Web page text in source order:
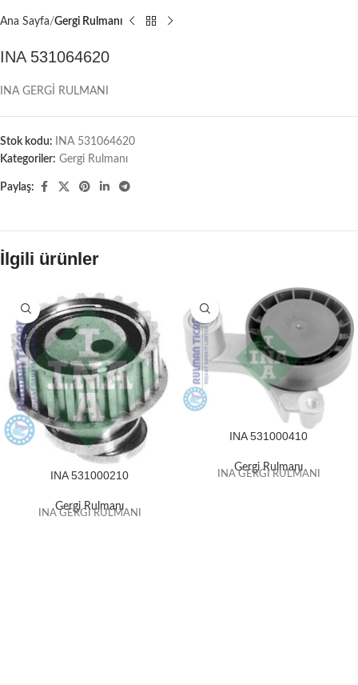
Ana Sayfa Gergi Rulmanı
INA 531064620
INA GERGİ RULMANI
Stok kodu:
INA 531064620
Kategoriler: Gergi Rulmanı
Paylaş:
İlgili ürünler
INA 531000210
Gergi Rulmanı
INA GERGİ RULMANI
INA 531000410
Gergi Rulmanı
INA GERGİ RULMANI